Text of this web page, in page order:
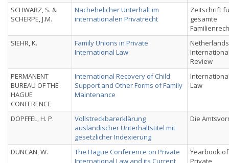
SCHWARZ, S. &
SCHERPE, J.M.
Nachehelicher Unterhalt im
internationalen Privatrecht
Zeitschrift
gesamte
SIEHR, K.
Family Unions in Private
International Law
Netherlands
Review
PERMANENT
BUREAU OF THE
HAGUE
CONFERENCE
International Recovery of Child
Support and Other Forms of Family
Maintenance
Law
DOPFFEL, H. P.
Vollstreckbarerklärung
ausländischer Unterhaltstitel mit
gesetzlicher Indexierung
Die
DUNCAN, W.
The Hague Conference on Private
International Law and its Current
Yearbook of
Private